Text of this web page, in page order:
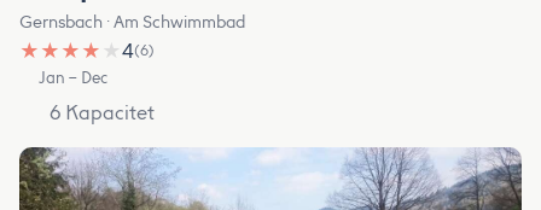
Gernsbach · Am Schwimmbad
★ ★ ★ ★ ★4(6)
Jan – Dec
6 Kapacitet